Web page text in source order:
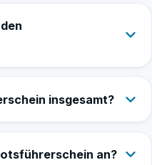
insgesamt?
an?